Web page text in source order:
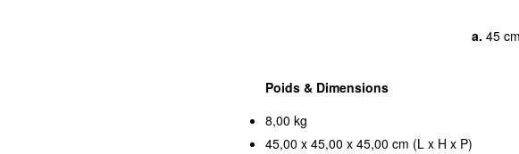
a. 45 cm
Poids & Dimensions
8,00 kg
45,00 x 45,00 x 45,00 cm (L x H x P)